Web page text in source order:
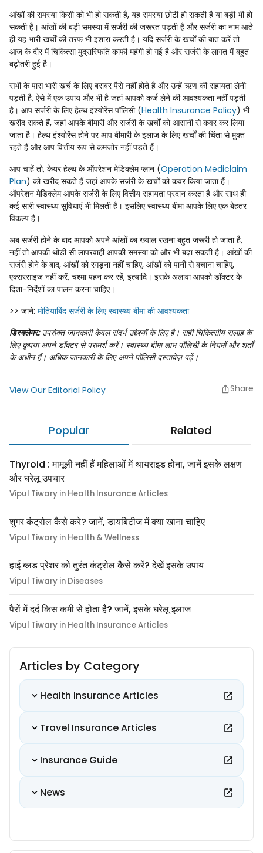
आंखों की समस्या किसी को भी हो सकती है, यह समस्या छोटी हो सकती है या बड़ी भी हो
सकती है। आंखों की बड़ी समस्या में सर्जरी की जरूरत पड़ती है और सर्जरी का नाम आते
ही यह भारी खर्चों की तरफ भी इशारा करती है। यदि सर्जरी के खर्चों की बात करें तो
आज के दौर में चिकित्सा मुद्रास्फिति काफी महंगी हो गई है और सर्जरी के लागत में बहुत
बढ़ोतरी हुई है।
सभी के पास भारी खर्च के लिए बराबर पैसे नहीं होते है और उन्हें ऋण की सहायता लेनी
पड़ती है, ऐसे में एक उपाय और भी है जहां आपको कर्ज लेने की आवश्यकता नहीं पड़ती
है। आप सर्जरी के लिए हेल्थ इंश्योरेंस पॉलिसी (Health Insurance Policy) भी
खरीद सकते हैं, जहां आपके बीमारी और सर्जरी के खर्चों को आसानी से कवर कर लिया
जाता है। हेल्थ इंश्योरेंस होने पर आप बीमारी के इलाज के लिए खर्चों की चिंता से मुक्त
रहते हैं और आप वित्तीय रूप से कमजोर नहीं पड़ते हैं।
आप चाहें तो, केयर हेल्थ के ऑपरेशन मेडिक्लेम प्लान (Operation Mediclaim
Plan) को खरीद सकते हैं जहां आपके सर्जरी के खर्चों को कवर किया जाता हैं।
ऑपरेशन मेडिक्लेम आपके सर्जरी के लिए वित्तीय सहायता प्रदान करता है और साथ ही
कई सारी स्वास्थ्य सुविधाएं भी मिलती है। इसलिए स्वास्थ्य बीमा आपके लिए एक बेहतर
विकल्प है।
अब सर्जरी होने के बाद आपको अपने आंखों का ख्याल रखना बहुत जरूरी हो जाता है,
नहीं तो आपकी थोड़ी सी लापरवाही आपकी समस्या को और भी बढ़ा सकती है। आंखों की
सर्जरी होने के बाद, आंखों को रगड़ना नहीं चाहिए, आंखों को पानी से बचाना चाहिए,
एक्सरसाइज नहीं करें, चश्मा पहन कर रहें, इत्यादि। इसके अलावा आपको डॉक्टर के
दिशा-निर्देशों का पालन करना चाहिए।
>> जाने: मोतियाबिंद सर्जरी के लिए स्वास्थ्य बीमा की आवश्यकता
डिस्क्लेमर:उपरोक्त जानकारी केवल संदर्भ उद्देश्यों के लिए है। सही चिकित्सीय सलाह के
लिए कृपया अपने डॉक्टर से परामर्श करें। स्वास्थ्य बीमा लाभ पॉलिसी के नियमों और शर्तों
के अधीन हैं। अधिक जानकारी के लिए अपने पॉलिसी दस्तावेज़ पढ़ें।
View Our Editorial Policy Share
Popular Related
Thyroid : मामूली नहीं हैं महिलाओं में थायराइड होना, जानें इसके लक्षण
और घरेलू उपचार
Vipul Tiwary in Health Insurance Articles
शुगर कंट्रोल कैसे करे? जानें, डायबिटीज में क्या खाना चाहिए
Vipul Tiwary in Health & Wellness
हाई ब्लड प्रेशर को तुरंत कंट्रोल कैसे करें? देखें इसके उपाय
Vipul Tiwary in Diseases
पैरों में दर्द किस कमी से होता है? जानें, इसके घरेलू इलाज
Vipul Tiwary in Health Insurance Articles
Articles by Category
Health Insurance Articles
Travel Insurance Articles
Insurance Guide
News